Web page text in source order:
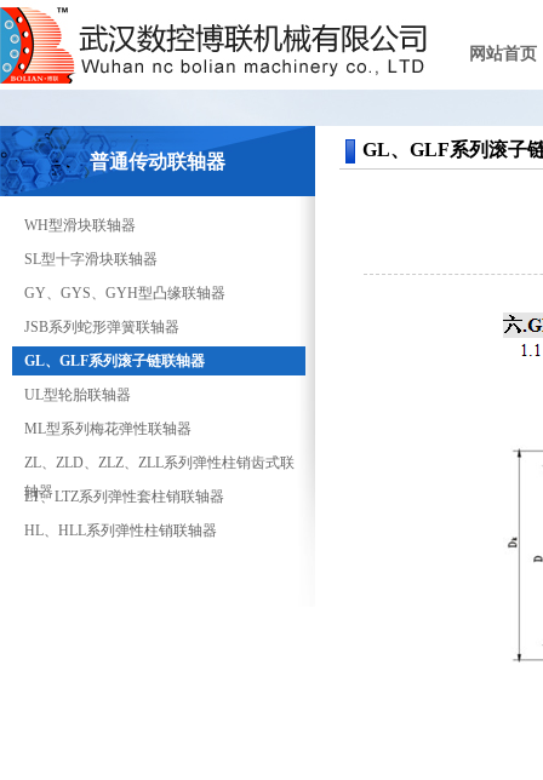
网站首页
普通传动联轴器
WH型滑块联轴器
SL型十字滑块联轴器
GY、GYS、GYH型凸缘联轴器
JSB系列蛇形弹簧联轴器
GL、GLF系列滚子链联轴器
UL型轮胎联轴器
ML型系列梅花弹性联轴器
ZL、ZLD、ZLZ、ZLL系列弹性柱销齿式联
轴器
LT、LTZ系列弹性套柱销联轴器
HL、HLL系列弹性柱销联轴器
GL、GLF系列滚子